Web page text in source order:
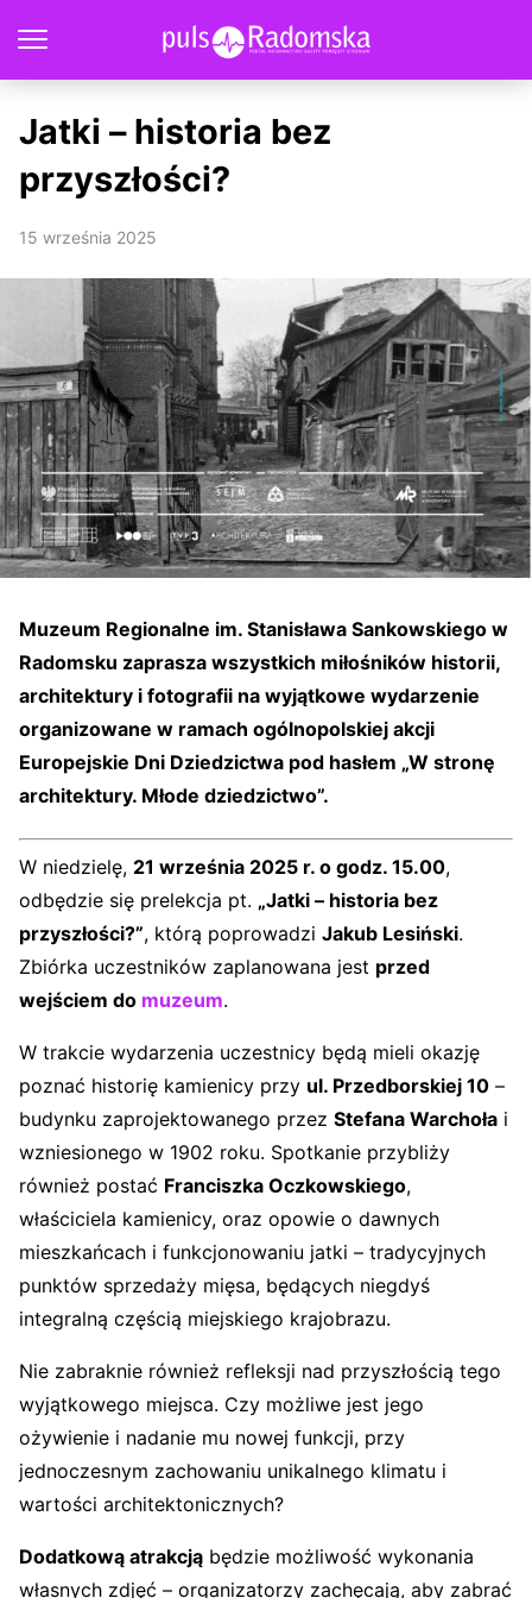
Jatki – historia bez
przyszłości?
15 września 2025
Muzeum Regionalne im. Stanisława Sankowskiego w
Radomsku zaprasza wszystkich miłośników historii,
architektury i fotografii na wyjątkowe wydarzenie
organizowane w ramach ogólnopolskiej akcji
Europejskie Dni Dziedzictwa pod hasłem „W stronę
architektury. Młode dziedzictwo”.
W niedzielę, 21 września 2025 r. o godz. 15.00,
odbędzie się prelekcja pt. „Jatki – historia bez
przyszłości?”, którą poprowadzi Jakub Lesiński.
Zbiórka uczestników zaplanowana jest przed
wejściem do muzeum.
W trakcie wydarzenia uczestnicy będą mieli okazję
poznać historię kamienicy przy ul. Przedborskiej 10 –
budynku zaprojektowanego przez Stefana Warchoła i
wzniesionego w 1902 roku. Spotkanie przybliży
również postać Franciszka Oczkowskiego,
właściciela kamienicy, oraz opowie o dawnych
mieszkańcach i funkcjonowaniu jatki – tradycyjnych
punktów sprzedaży mięsa, będących niegdyś
integralną częścią miejskiego krajobrazu.
Nie zabraknie również refleksji nad przyszłością tego
wyjątkowego miejsca. Czy możliwe jest jego
ożywienie i nadanie mu nowej funkcji, przy
jednoczesnym zachowaniu unikalnego klimatu i
wartości architektonicznych?
Dodatkową atrakcją będzie możliwość wykonania
własnych zdjęć – organizatorzy zachęcają, aby zabrać